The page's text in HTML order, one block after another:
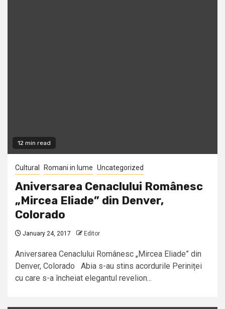
12 min read
Cultural Romani in lume Uncategorized
Aniversarea Cenaclului Românesc
„Mircea Eliade” din Denver,
Colorado
January 24, 2017 Editor
Aniversarea Cenaclului Românesc „Mircea Eliade” din
Denver, Colorado Abia s-au stins acordurile Periniței
cu care s-a încheiat elegantul revelion...